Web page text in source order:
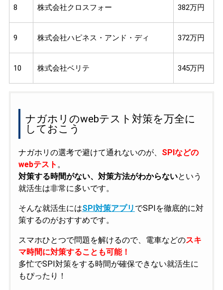
8 株式会社クロスフォー 382万円
9 株式会社ハピネス・アンド・ディ 372万円
10 株式会社ベリテ 345万円
ナガホリのwebテスト対策を万全に
しておこう
ナガホリの選考で避けて通れないのが、 SPIなどの
webテスト 。
対策する時間がない、対策方法がわからないという
就活生は非常に多いです。
そんな就活生にはSPI対策アプリ でSPIを徹底的に対
策するのがおすすめです。
スマホひとつで問題を解けるので、電車などのスキ
マ時間に対策することも可能！
多忙でSPI対策をする時間が確保できない就活生に
もぴったり！